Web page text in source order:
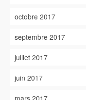
octobre 2017
septembre 2017
juillet 2017
juin 2017
mars 2017